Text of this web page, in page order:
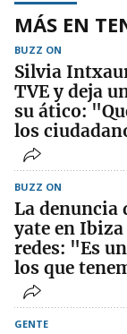
MÁS EN
BUZZ ON
Silvia
TVE y deja
su ático:
los
BUZZ ON
La denuncia
yate en
redes: "Es
los que
GENTE